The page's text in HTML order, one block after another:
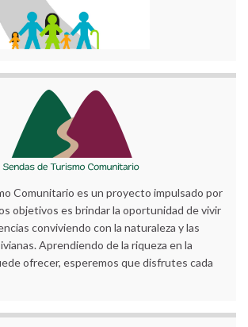
Comunitario es un proyecto impulsado por
objetivos es brindar la oportunidad de vivir
conviviendo con la naturaleza y las
Aprendiendo de la riqueza en la
ofrecer, esperemos que disfrutes cada